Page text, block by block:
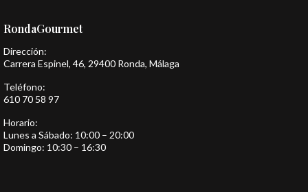
RondaGourmet
Dirección:
Carrera Espinel, 46, 29400 Ronda, Málaga
Teléfono:
610 70 58 97
Horario:
Lunes a Sábado: 10:00 – 20:00
Domingo: 10:30 – 16:30